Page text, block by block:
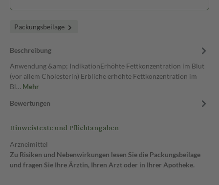
Packungsbeilage
Beschreibung
Anwendung &amp; IndikationErhöhte Fettkonzentration im Blut
(vor allem Cholesterin) Erbliche erhöhte Fettkonzentration im
Bl… Mehr
Bewertungen
Hinweistexte und Pflichtangaben
Arzneimittel
Zu Risiken und Nebenwirkungen lesen Sie die Packungsbeilage
und fragen Sie Ihre Ärztin, Ihren Arzt oder in Ihrer Apotheke.